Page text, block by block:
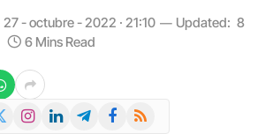
27 - octubre - 2022 · 21:10 Updated: 8
6 Mins Read
InstagramLinkedInTelegramFacebook
RSS